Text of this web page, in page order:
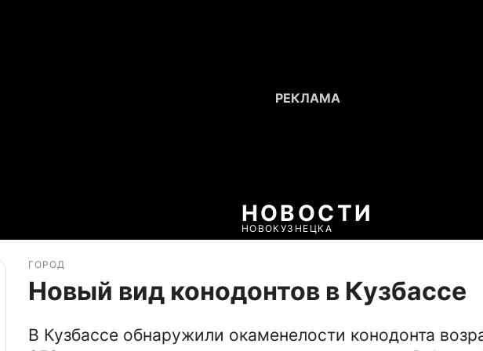
НОВОСТИ
НОВОКУЗНЕЦКА
ГОРОД
Новый вид конодонтов в Кузбассе
В Кузбассе обнаружили окаменелости конодонта